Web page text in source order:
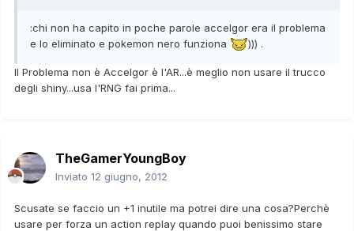
:chi non ha capito in poche parole accelgor era il problema
e lo eliminato e pokemon nero funziona
))) .
Il Problema non è Accelgor è l'AR...è meglio non usare il trucco
degli shiny...usa l'RNG fai prima...
TheGamerYoungBoy
Inviato 12 giugno, 2012
Scusate se faccio un +1 inutile ma potrei dire una cosa?Perchè
usare per forza un action replay quando puoi benissimo stare